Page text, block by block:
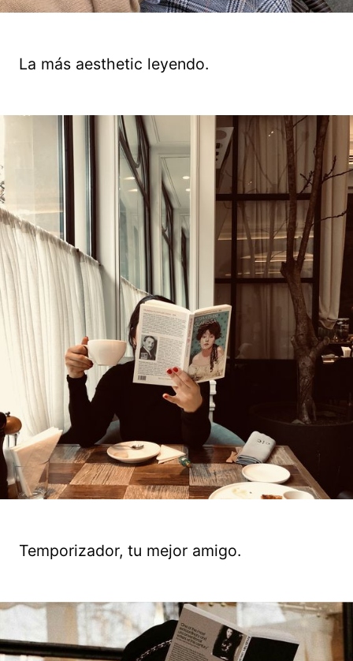
La más aesthetic leyendo.
Temporizador, tu mejor amigo.